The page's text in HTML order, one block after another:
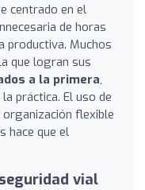
centrado en el
de horas
productiva. Muchos
que logran sus
a la primera,
práctica. El uso de
flexible
hace que el
vial